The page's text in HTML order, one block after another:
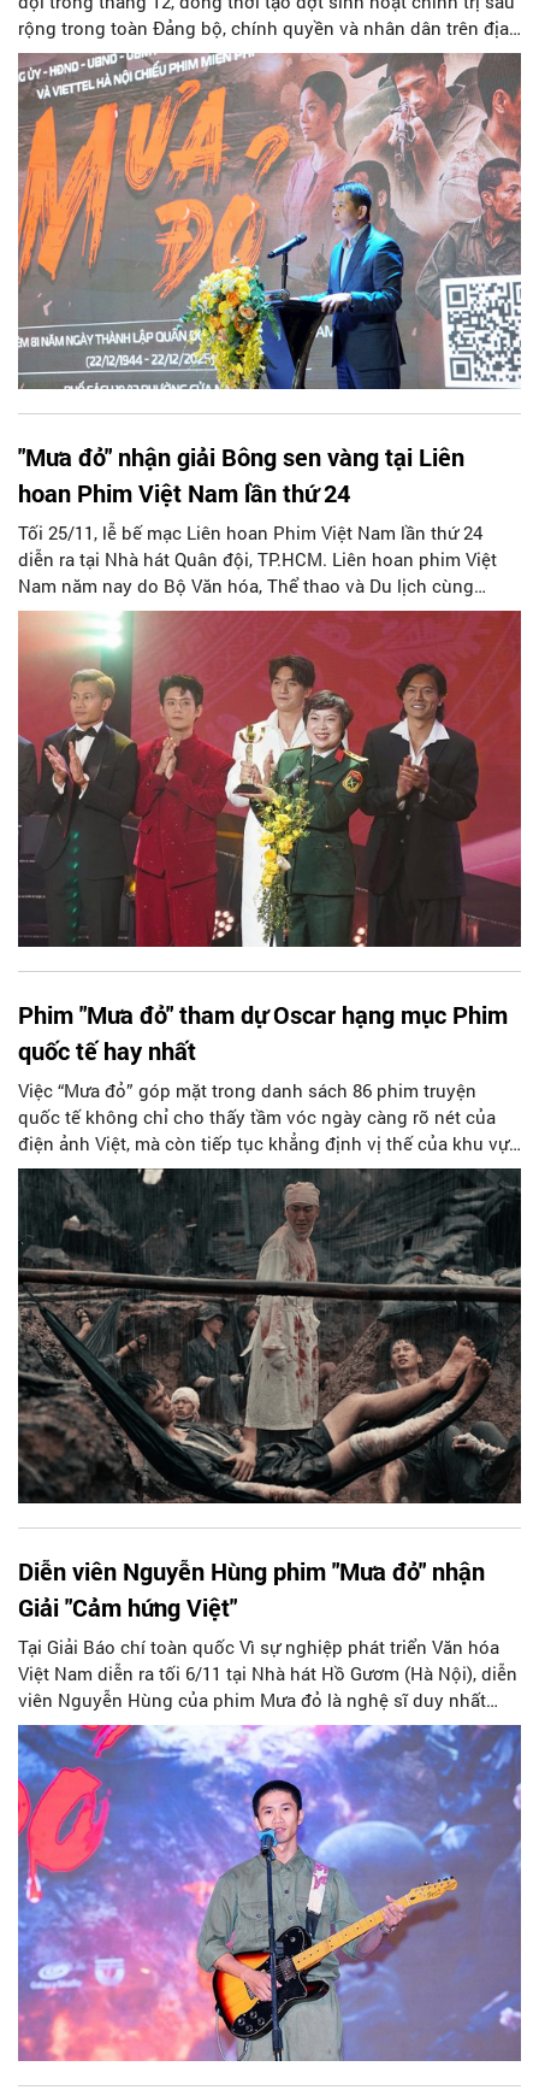
rộng trong toàn Đảng bộ, chính quyền và nhân dân trên địa
bàn, tối 3/12, Đảng ủy, UBND phường Cửa Nam đã phối hợp
với Viettel Hà Nội tổ chức đợt công chiếu miễn phí bộ phim
“Mưa đỏ” phục vụ các tầng lớp nhân dân.
"Mưa đỏ" nhận giải Bông sen vàng tại Liên
hoan Phim Việt Nam lần thứ 24
Tối 25/11, lễ bế mạc Liên hoan Phim Việt Nam lần thứ 24
diễn ra tại Nhà hát Quân đội, TP.HCM. Liên hoan phim Việt
Nam năm nay do Bộ Văn hóa, Thể thao và Du lịch cùng
UBND TP.HCM phối hợp tổ chức.
Phim "Mưa đỏ" tham dự Oscar hạng mục Phim
quốc tế hay nhất
Việc “Mưa đỏ” góp mặt trong danh sách 86 phim truyện
quốc tế không chỉ cho thấy tầm vóc ngày càng rõ nét của
điện ảnh Việt, mà còn tiếp tục khẳng định vị thế của khu vực
Đông Nam Á tại đấu trường Oscar.
Diễn viên Nguyễn Hùng phim "Mưa đỏ" nhận
Giải "Cảm hứng Việt"
Tại Giải Báo chí toàn quốc Vì sự nghiệp phát triển Văn hóa
Việt Nam diễn ra tối 6/11 tại Nhà hát Hồ Gươm (Hà Nội), diễn
viên Nguyễn Hùng của phim Mưa đỏ là nghệ sĩ duy nhất
nhận giải “Cảm hứng Việt”. Nguyễn Hùng đã có một hành
trình đẹp đẽ, khi ca khúc "Còn gì đẹp hơn" trong bộ phim
"Mưa đỏ" do anh sáng tác trở thành một hiện tượng âm
nhạc.